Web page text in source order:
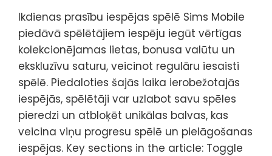
Ikdienas prasību iespējas spēlē Sims Mobile
piedāvā spēlētājiem iespēju iegūt vērtīgas
kolekcionējamas lietas, bonusa valūtu un
ekskluzīvu saturu, veicinot regulāru iesaisti
spēlē. Piedaloties šajās laika ierobežotajās
iespējās, spēlētāji var uzlabot savu spēles
pieredzi un atbloķēt unikālas balvas, kas
veicina viņu progresu spēlē un pielāgošanas
iespējas. Key sections in the article: Toggle